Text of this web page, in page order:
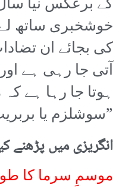
کے برعکس نیا
خوشخبری ساتھ
کی بجائے ان
آتی جا رہی ہے
ہوتا جا رہا ہے
”سوشلزم یا
انگریزی میں پڑھنے
موسمِ سرما کا